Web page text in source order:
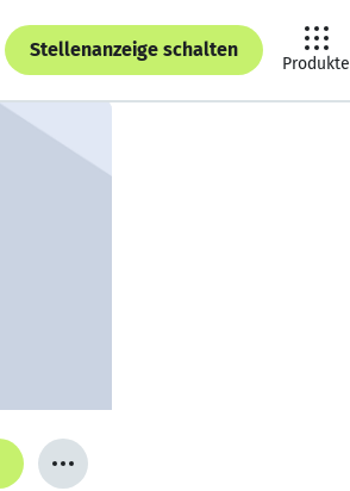
Stellenanzeige schalten
Produkte